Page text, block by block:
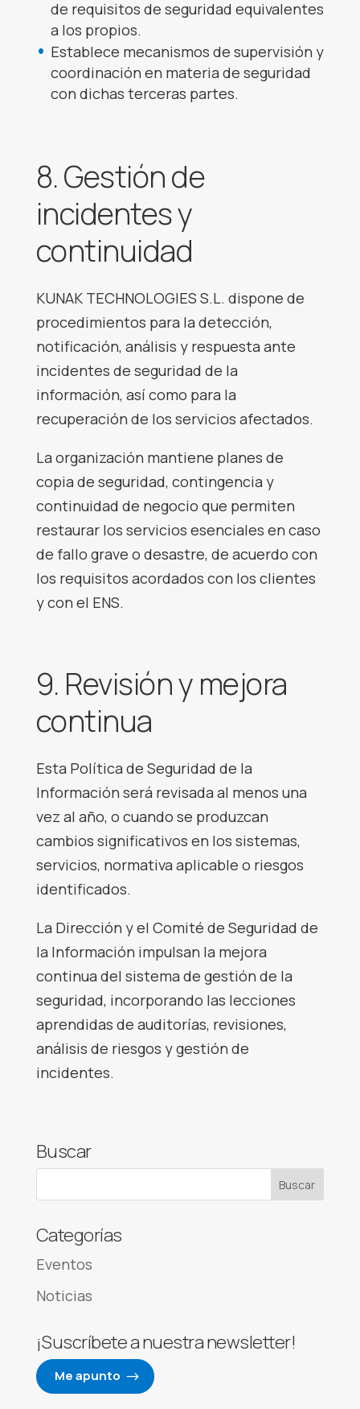
de requisitos de seguridad equivalentes
a los propios.
Establece mecanismos de supervisión y
coordinación en materia de seguridad
con dichas terceras partes.
8. Gestión de
incidentes y
continuidad
KUNAK TECHNOLOGIES S.L. dispone de
procedimientos para la detección,
notificación, análisis y respuesta ante
incidentes de seguridad de la
información, así como para la
recuperación de los servicios afectados.
La organización mantiene planes de
copia de seguridad, contingencia y
continuidad de negocio que permiten
restaurar los servicios esenciales en caso
de fallo grave o desastre, de acuerdo con
los requisitos acordados con los clientes
y con el ENS.
9. Revisión y mejora
continua
Esta Política de Seguridad de la
Información será revisada al menos una
vez al año, o cuando se produzcan
cambios significativos en los sistemas,
servicios, normativa aplicable o riesgos
identificados.
La Dirección y el Comité de Seguridad de
la Información impulsan la mejora
continua del sistema de gestión de la
seguridad, incorporando las lecciones
aprendidas de auditorías, revisiones,
análisis de riesgos y gestión de
incidentes.
Buscar
Categorías
Eventos
Noticias
¡Suscríbete a nuestra newsletter!
Me apunto